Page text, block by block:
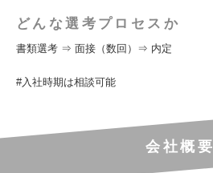
どんな選考プロセスか
書類選考 ⇒ 面接（数回）⇒ 内定
#入社時期は相談可能
会社概要